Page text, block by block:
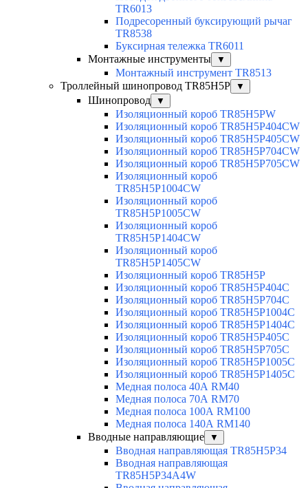
TR6013
Подресоренный буксирующий рычаг
TR8538
Буксирная тележка TR6011
Монтажные инструменты
▼
Монтажный инструмент TR8513
Троллейный шинопровод TR85H5P
▼
Шинопровод ▼
Изоляционный короб TR85H5PW
Изоляционный короб TR85H5P404CW
Изоляционный короб TR85H5P405CW
Изоляционный короб TR85H5P704CW
Изоляционный короб TR85H5P705CW
Изоляционный короб
TR85H5P1004CW
Изоляционный короб
TR85H5P1005CW
Изоляционный короб
TR85H5P1404CW
Изоляционный короб
TR85H5P1405CW
Изоляционный короб TR85H5P
Изоляционный короб TR85H5P404C
Изоляционный короб TR85H5P704C
Изоляционный короб TR85H5P1004C
Изоляционный короб TR85H5P1404C
Изоляционный короб TR85H5P405C
Изоляционный короб TR85H5P705C
Изоляционный короб TR85H5P1005C
Изоляционный короб TR85H5P1405C
Медная полоса 40А RM40
Медная полоса 70А RM70
Медная полоса 100А RM100
Медная полоса 140А RM140
Вводные направляющие
▼
Вводная направляющая TR85H5P34
Вводная направляющая
TR85H5P34A4W